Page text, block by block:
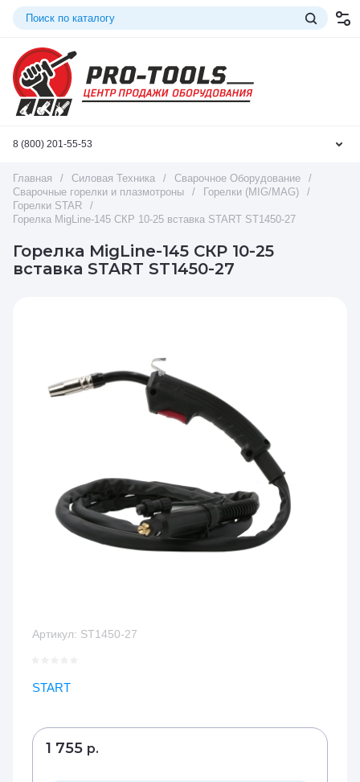
8 (800) 201-55-53
Главная / Силовая Техника / Сварочное Оборудование
/
Сварочные горелки и плазмотроны
/ Горелки (MIG/MAG)
/
Горелки STAR
/
Горелка MigLine-145 СКР 10-25 вставка START ST1450-27
Горелка MigLine-145 СКР 10-25
вставка START ST1450-27
Артикул: ST1450-27
START
1 755 р.